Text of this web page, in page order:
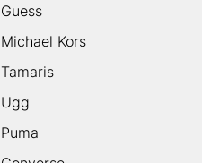
Guess
Michael Kors
Tamaris
Ugg
Puma